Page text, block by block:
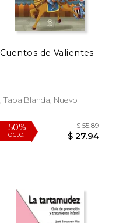
Cuentos de Valientes
, Tapa Blanda, Nuevo